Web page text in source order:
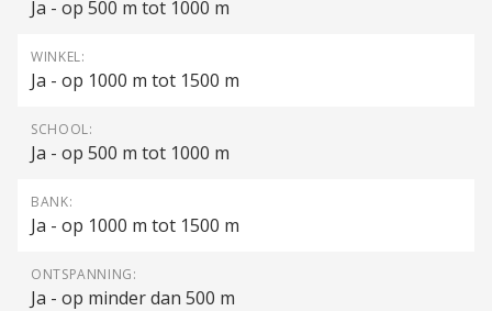
Ja - op 500 m tot 1000 m
WINKEL:
Ja - op 1000 m tot 1500 m
SCHOOL:
Ja - op 500 m tot 1000 m
BANK:
Ja - op 1000 m tot 1500 m
ONTSPANNING:
Ja - op minder dan 500 m